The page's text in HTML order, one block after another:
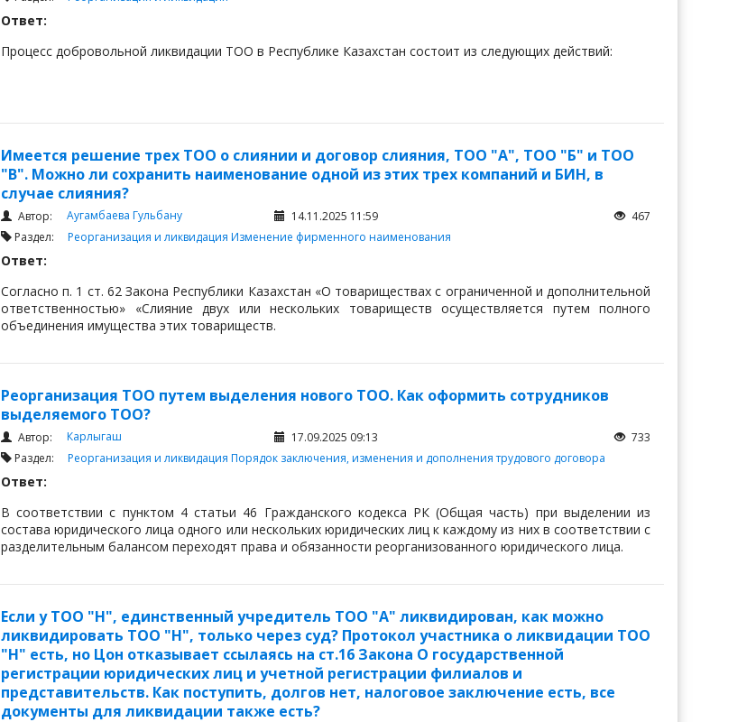
Ответ:
Процесс добровольной ликвидации ТОО в Республике Казахстан состоит из следующих действий:
Имеется решение трех ТОО о слиянии и договор слияния, ТОО "А", ТОО "Б" и ТОО
"В". Можно ли сохранить наименование одной из этих трех компаний и БИН, в
случае слияния?
Автор: Аугамбаева Гульбану 14.11.2025 11:59
467
Раздел: Реорганизация и ликвидация Изменение фирменного наименования
Ответ:
Согласно п. 1 ст. 62 Закона Республики Казахстан «О товариществах с ограниченной и дополнительной
ответственностью» «Слияние двух или нескольких товариществ осуществляется путем полного
объединения имущества этих товариществ.
Реорганизация ТОО путем выделения нового ТОО. Как оформить сотрудников
выделяемого ТОО?
Автор: Карлыгаш 17.09.2025 09:13
733
Раздел: Реорганизация и ликвидация Порядок заключения, изменения и дополнения трудового договора
Ответ:
В соответствии с пунктом 4 статьи 46 Гражданского кодекса РК (Общая часть) при выделении из
состава юридического лица одного или нескольких юридических лиц к каждому из них в соответствии с
разделительным балансом переходят права и обязанности реорганизованного юридического лица.
Если у ТОО "Н", единственный учредитель ТОО "А" ликвидирован, как можно
ликвидировать ТОО "Н", только через суд? Протокол участника о ликвидации ТОО
"Н" есть, но Цон отказывает ссылаясь на ст.16 Закона О государственной
регистрации юридических лиц и учетной регистрации филиалов и
представительств. Как поступить, долгов нет, налоговое заключение есть, все
документы для ликвидации также есть?